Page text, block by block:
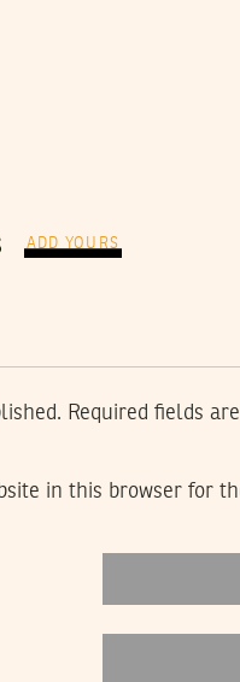
ADD YOURS
Required fields
in this browser for